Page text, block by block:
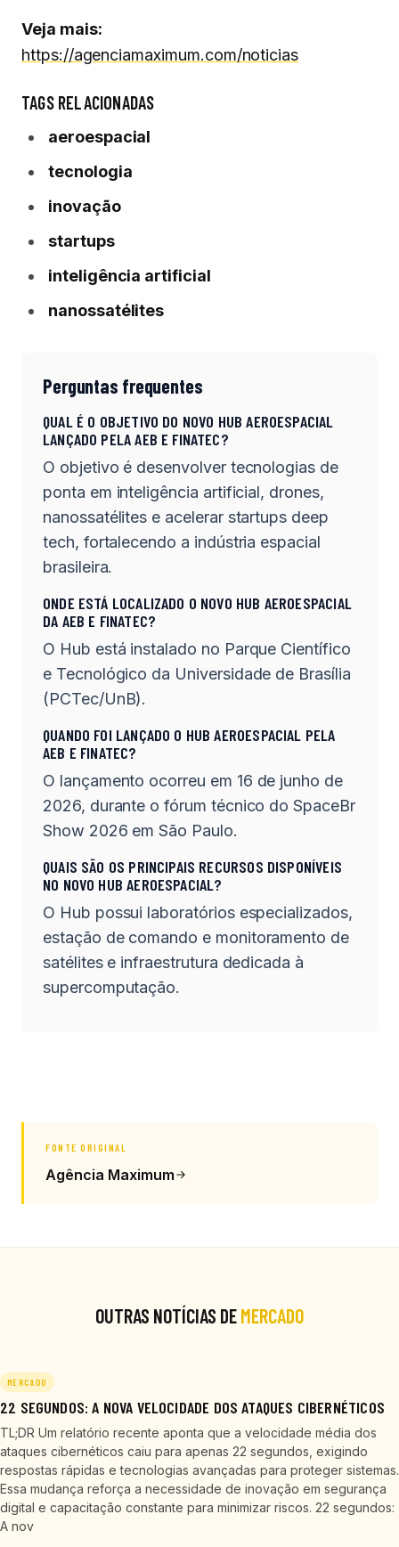
Veja mais:
https://agenciamaximum.com/noticias
TAGS RELACIONADAS
aeroespacial
tecnologia
inovação
startups
inteligência artificial
nanossatélites
Perguntas frequentes
QUAL É O OBJETIVO DO NOVO HUB AEROESPACIAL
LANÇADO PELA AEB E FINATEC?
O objetivo é desenvolver tecnologias de
ponta em inteligência artificial, drones,
nanossatélites e acelerar startups deep
tech, fortalecendo a indústria espacial
brasileira.
ONDE ESTÁ LOCALIZADO O NOVO HUB AEROESPACIAL
DA AEB E FINATEC?
O Hub está instalado no Parque Científico
e Tecnológico da Universidade de Brasília
(PCTec/UnB).
QUANDO FOI LANÇADO O HUB AEROESPACIAL PELA
AEB E FINATEC?
O lançamento ocorreu em 16 de junho de
2026, durante o fórum técnico do SpaceBr
Show 2026 em São Paulo.
QUAIS SÃO OS PRINCIPAIS RECURSOS DISPONÍVEIS
NO NOVO HUB AEROESPACIAL?
O Hub possui laboratórios especializados,
estação de comando e monitoramento de
satélites e infraestrutura dedicada à
supercomputação.
FONTE ORIGINAL
Agência Maximum
OUTRAS NOTÍCIAS DEMERCADO
MERCADO
22 SEGUNDOS: A NOVA VELOCIDADE DOS ATAQUES CIBERNÉTICOS
TL;DR Um relatório recente aponta que a velocidade média dos
ataques cibernéticos caiu para apenas 22 segundos, exigindo
respostas rápidas e tecnologias avançadas para proteger sistemas.
Essa mudança reforça a necessidade de inovação em segurança
digital e capacitação constante para minimizar riscos. 22 segundos:
A nov